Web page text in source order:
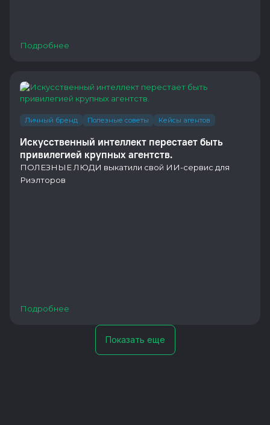
Подробнее
Личный бренд Полезные советы Кейсы агентов
Искусственный интеллект перестает быть
привилегией крупных агентств.
ПОЛЕЗНЫЕ ЛЮДИ выкатили свой ИИ-сервис для
Риэлторов
Подробнее
Показать еще